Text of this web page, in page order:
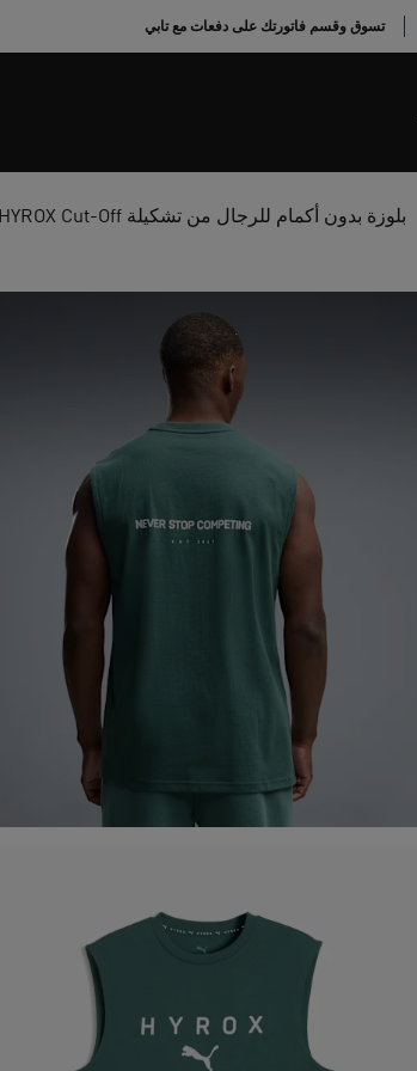
تسوق وقسم فاتورتك على دفعات مع تابي
بلوزة بدون أكمام للرجال من تشكيلة PUMA x HYROX Cut-Off